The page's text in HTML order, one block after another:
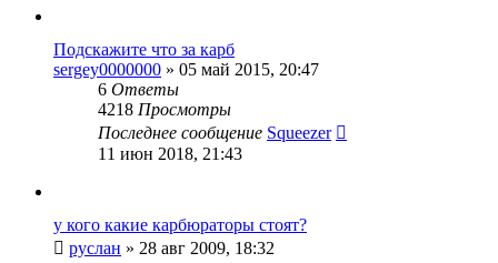
Подскажите что за карб
sergey0000000 » 05 май 2015, 20:47
6 Ответы
4218 Просмотры
Последнее сообщение Squeezer
11 июн 2018, 21:43
у кого какие карбюраторы стоят?
руслан » 28 авг 2009, 18:32